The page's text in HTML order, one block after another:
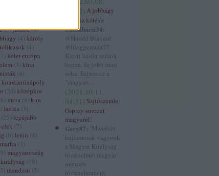
11:52 ) A jobbágy
'röghöz kötés'e
Bandibacsi34:
@Harald Blåtand:
@bloggerman77:
Kicsit későn szólok
hozza, de jobb mint
soha. Sajnos ez a
"magyar(...
(2021.10.11.
04:31 ) Sajtószemle:
Osprey-sorozat
magyarul!
Gery87: "Másrészt
hajlamosak vagyunk
a Magyar Királyság
történelmét magyar
nemzeti
történelemként
(3)jászok(4)
(4) károly
(4)
7) kelet európa
(3 ) kína
(4)
konstantinápoly
(20) középkor
6) kuba (4) kun
) lazika (3 )
(25 ) legújabb
(7)
(6) lenin (4)
maffia (3 )
) magyarország
( 19)
3 ) mandzsu (5 )